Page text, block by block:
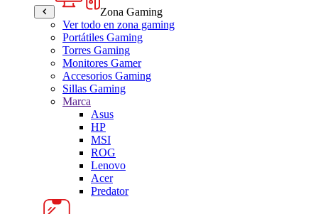
Zona Gaming
Ver todo en zona gaming
Portátiles Gaming
Torres Gaming
Monitores Gamer
Accesorios Gaming
Sillas Gaming
Marca
Asus
HP
MSI
ROG
Lenovo
Acer
Predator